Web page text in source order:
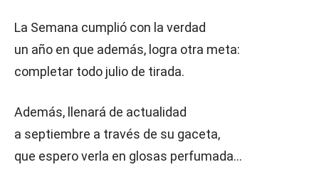
La Semana cumplió con la verdad
un año en que además, logra otra meta:
completar todo julio de tirada.
Además, llenará de actualidad
a septiembre a través de su gaceta,
que espero verla en glosas perfumada…